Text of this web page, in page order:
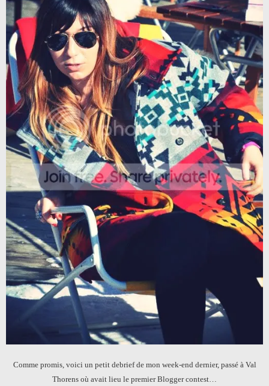
Comme promis, voici un petit debrief de mon week-end dernier, passé à Val
Thorens où avait lieu le premier Blogger contest…